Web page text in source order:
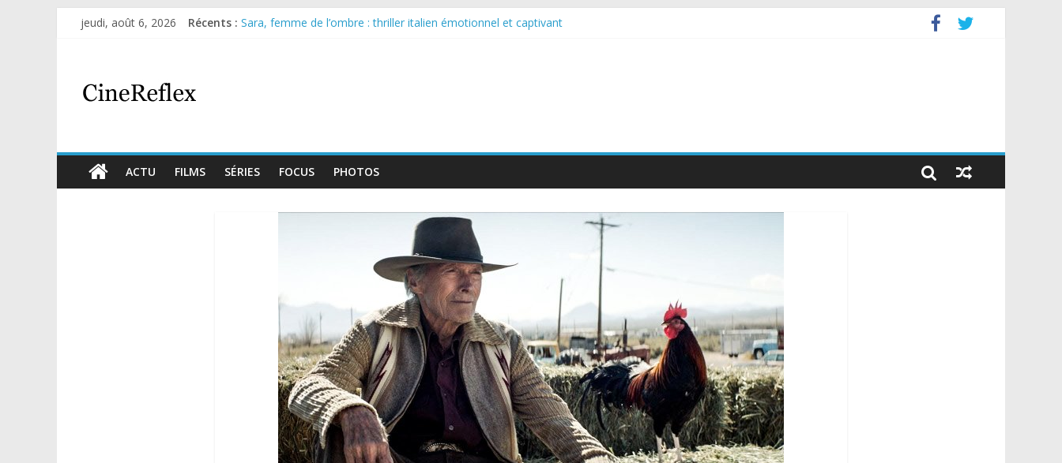
jeudi, août 6, 2026 Récents :
Olympo, saison 1 : nouvelle série qui séduira les fans de « Elite »
Sara, femme de l’ombre : thriller italien émotionnel et captivant
ACTU FILMS SÉRIES FOCUS PHOTOS